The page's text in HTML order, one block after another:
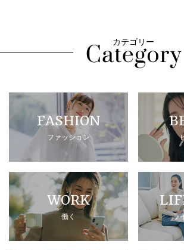
カテゴリー
FASHION
ファッション
WORK
働く ラ